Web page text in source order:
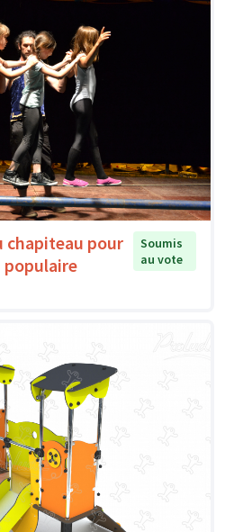
chapiteau pour
Soumis
au vote